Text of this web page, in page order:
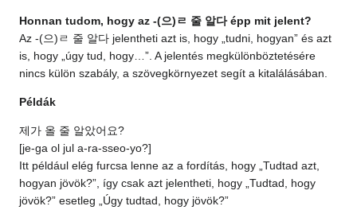
Honnan tudom, hogy az -(으)ㄹ 줄 알다 épp mit jelent?
Az -(으)ㄹ 줄 알다 jelentheti azt is, hogy „tudni, hogyan” és azt
is, hogy „úgy tud, hogy…”. A jelentés megkülönböztetésére
nincs külön szabály, a szövegkörnyezet segít a kitalálásában.
Példák
제가 올 줄 알았어요?
[je-ga ol jul a-ra-sseo-yo?]
Itt például elég furcsa lenne az a fordítás, hogy „Tudtad azt,
hogyan jövök?”, így csak azt jelentheti, hogy „Tudtad, hogy
jövök?” esetleg „Úgy tudtad, hogy jövök?”